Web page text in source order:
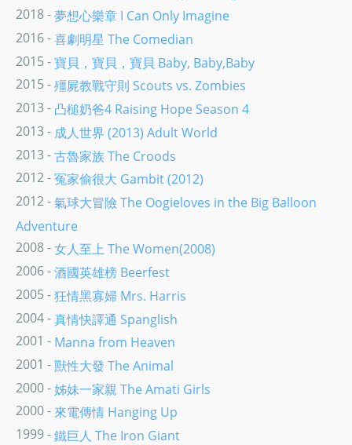
2018 -夢想心樂章 I Can Only Imagine
2016 -喜劇明星 The Comedian
2015 -寶貝，寶貝，寶貝 Baby, Baby,Baby
2015 -殭屍教戰守則 Scouts vs. Zombies
2013 - 凸槌奶爸4 Raising Hope Season 4
2013 - 成人世界 (2013) Adult World
2013 -古魯家族 The Croods
2012 -冤家偷很大 Gambit (2012)
2012 -氣球大冒險 The Oogieloves in the Big Balloon
Adventure
2008 -女人至上 The Women(2008)
2006 -酒國英雄榜 Beerfest
2005 -狂情黑寡婦 Mrs. Harris
2004 -真情快譯通 Spanglish
2001 - Manna from Heaven
2001 -獸性大發 The Animal
2000 -姊妹一家親 The Amati Girls
2000 - 來電傳情 Hanging Up
1999 -鐵巨人 The Iron Giant